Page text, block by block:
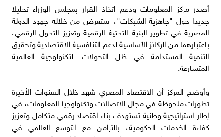
أصدر مركز المعلومات ودعم اتخاذ القرار بمجلس الوزراء تحليلا
جديدا حول "جاهزية الشبكات"، استعرض من خلاله جهود الدولة
المصرية في تطوير البنية التحتية الرقمية وتعزيز التحول الرقمي،
باعتبارهما من الركائز الأساسية لدعم التنافسية الاقتصادية وتحقيق
التنمية المستدامة في ظل التحولات التكنولوجية العالمية
المتسارعة.
وأوضح المركز أن الاقتصاد المصري شهد خلال السنوات الأخيرة
تطورات ملحوظة في مجال الاتصالات وتكنولوجيا المعلومات، في
إطار استراتيجية وطنية تستهدف بناء اقتصاد رقمي متكامل وتعزيز
كفاءة الخدمات الحكومية، بالتزامن مع التوسع العالمي في